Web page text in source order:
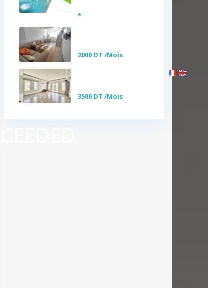
*
2000 DT /Mois
3500 DT /Mois